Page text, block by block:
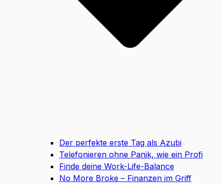
Der perfekte erste Tag als Azubi
Telefonieren ohne Panik, wie ein Profi
Finde deine Work-Life-Balance
No More Broke – Finanzen im Griff